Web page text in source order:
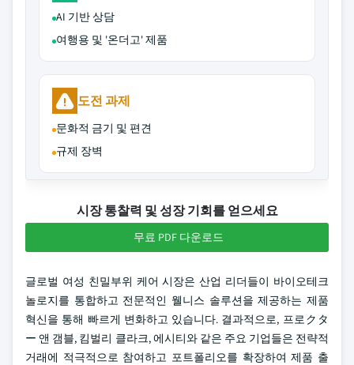
AI 기반 상담
여행용 및 '온더고' 제품
도전 과제
문화적 금기 및 편견
규제 장벽
시장 통찰력 및 성장 기회를 얻으세요
무료 PDF 다운로드
글로벌 여성 친밀부위 케어 시장은 산업 리더들이 바이오테크
놀로지를 통합하고 전문적인 웰니스 솔루션을 제공하는 제품
혁신을 통해 빠르게 변화하고 있습니다. 결과적으로, 프로クタ
ー 앤 갬블, 킴벌리 클라크, 에시티와 같은 주요 기업들은 전략적
거래에 적극적으로 참여하고 포트폴리오를 확장하여 제품 출